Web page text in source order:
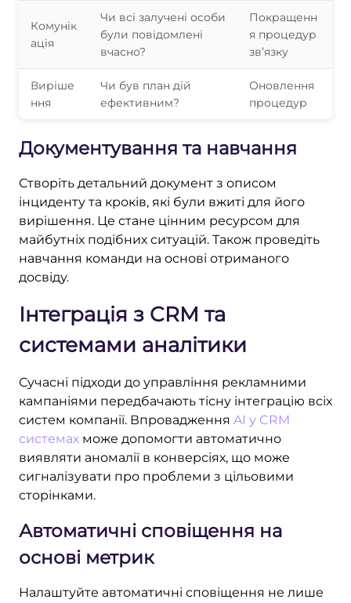
Комунік
ація
Чи всі залучені особи
були повідомлені
вчасно?
Покращенн
я процедур
зв’язку
Виріше
ння
Чи був план дій
ефективним?
Оновлення
процедур
Документування та навчання
Створіть детальний документ з описом
інциденту та кроків, які були вжиті для його
вирішення. Це стане цінним ресурсом для
майбутніх подібних ситуацій. Також проведіть
навчання команди на основі отриманого
досвіду.
Інтеграція з CRM та
системами аналітики
Сучасні підходи до управління рекламними
кампаніями передбачають тісну інтеграцію всіх
систем компанії. Впровадження AI у CRM
системах може допомогти автоматично
виявляти аномалії в конверсіях, що може
сигналізувати про проблеми з цільовими
сторінками.
Автоматичні сповіщення на
основі метрик
Налаштуйте автоматичні сповіщення не лише